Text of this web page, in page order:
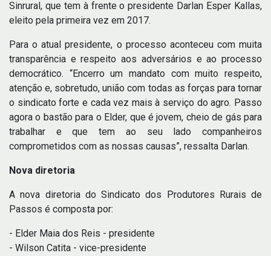
Sinrural, que tem à frente o presidente Darlan Esper Kallas,
eleito pela primeira vez em 2017.
Para o atual presidente, o processo aconteceu com muita
transparência e respeito aos adversários e ao processo
democrático. “Encerro um mandato com muito respeito,
atenção e, sobretudo, união com todas as forças para tornar
o sindicato forte e cada vez mais à serviço do agro. Passo
agora o bastão para o Elder, que é jovem, cheio de gás para
trabalhar e que tem ao seu lado companheiros
comprometidos com as nossas causas”, ressalta Darlan.
Nova diretoria
A nova diretoria do Sindicato dos Produtores Rurais de
Passos é composta por:
- Elder Maia dos Reis - presidente
- Wilson Catita - vice-presidente